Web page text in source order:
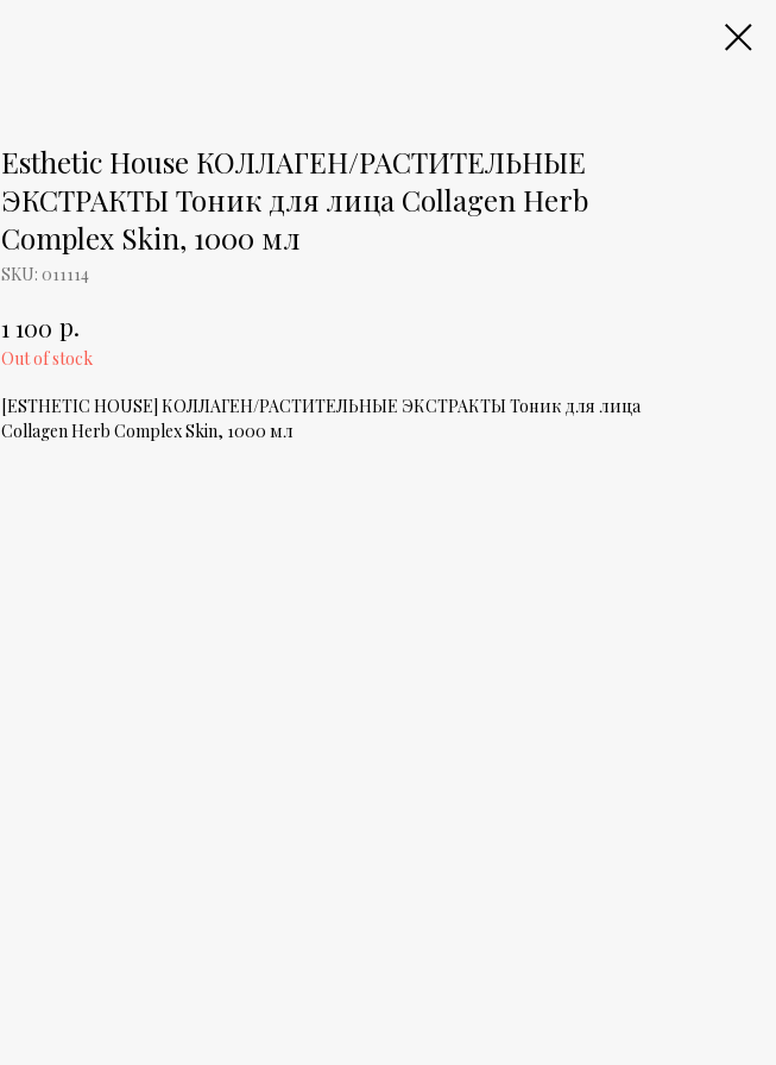
Esthetic House КОЛЛАГЕН/РАСТИТЕЛЬНЫЕ
ЭКСТРАКТЫ Тоник для лица Collagen Herb
Complex Skin, 1000 мл
SKU: 011114
1 100 р.
Out of stock
[ESTHETIC HOUSE] КОЛЛАГЕН/РАСТИТЕЛЬНЫЕ ЭКСТРАКТЫ Тоник для лица
Collagen Herb Complex Skin, 1000 мл